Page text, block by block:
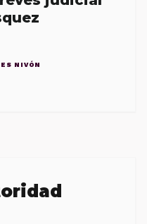
NIVÓN